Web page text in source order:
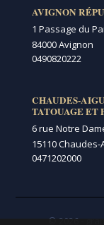
AVIGNON
1 Passage du
84000 Avignon
0490820222
CHAUDES-
TATOUAGE ET
6 rue Notre
15110 Chaudes-
0471202000
© 2026 -